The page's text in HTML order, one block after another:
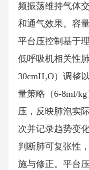
频振荡维持气体
和通气效果。容
平台压控制基于
低呼吸机相关性
30cmH₂O）调整
量策略（6-8ml/
压，反映肺泡实
次并记录趋势变
判断肺可复张性
施与修正。平台